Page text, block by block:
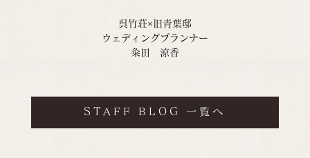
呉竹荘×旧青葉邸
ウェディングプランナー
粂田　涼香
STAFF BLOG 一覧へ